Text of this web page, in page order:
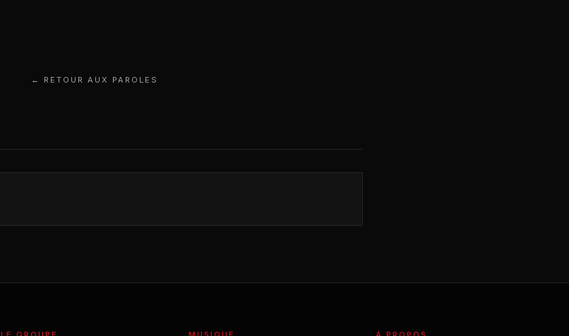
← RETOUR AUX PAROLES